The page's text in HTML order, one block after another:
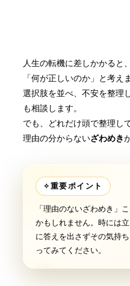
人生の転機に差しかかると
「何が正しいのか」と考え
選択肢を並べ、不安を整理
も相談します。
でも、どれだけ頭で整理し
理由の分からないざわめき
✧重要ポイント
「理由のないざわめき」
かもしれません。時には
に答えを出さずその気持
ってみてください。